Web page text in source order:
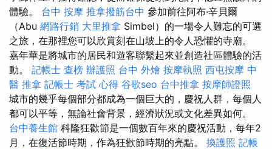
體驗。 台中 按摩 推拿撥筋台中 參加前往阿布·辛貝爾
（Abu 網路行銷 大里推拿 Simbel）的一場令人難忘的可選
之旅，在那裡您可以欣賞刻在山坡上的令人恐懼的寺廟。
嘉年華是將城市的居民和遊客聯繫起來並創造社區體驗的活
動。 記帳士 查榜 辦護照 台中 外燴 按摩執照 西屯按摩 中
醫 推拿 記帳士 考試 心得 谷歌seo 台中推拿 按摩師證照
城市的幾乎每個部分都成為一個巨大的，慶祝人群，每個人
都可以平等，無論社會背景，經濟狀況或文化差異如何。
台中養生館 科隆狂歡節是一個數百年來的慶祝活動，每年2
月，在復活節時期，作為狂歡節時期的亮點。 換護照 記帳